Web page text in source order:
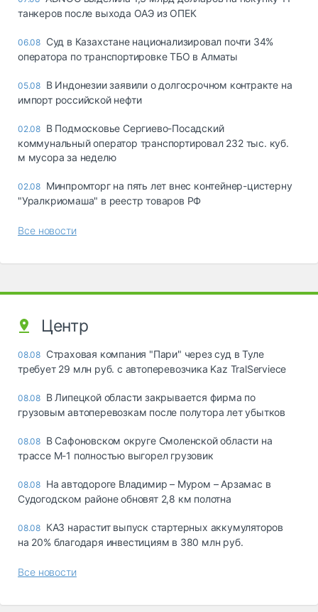
танкеров после выхода ОАЭ из ОПЕК
06.08 Суд в Казахстане национализировал почти 34%
оператора по транспортировке ТБО в Алматы
05.08 В Индонезии заявили о долгосрочном контракте на
импорт российской нефти
02.08 В Подмосковье Сергиево-Посадский
коммунальный оператор транспортировал 232 тыс. куб.
м мусора за неделю
02.08 Минпромторг на пять лет внес контейнер-цистерну
"Уралкриомаша" в реестр товаров РФ
Все новости
Центр
08.08 Страховая компания "Пари" через суд в Туле
требует 29 млн руб. с автоперевозчика Kaz TralServiece
08.08 В Липецкой области закрывается фирма по
грузовым автоперевозкам после полутора лет убытков
08.08 В Сафоновском округе Смоленской области на
трассе М-1 полностью выгорел грузовик
08.08 На автодороге Владимир – Муром – Арзамас в
Судогодском районе обновят 2,8 км полотна
08.08 КАЗ нарастит выпуск стартерных аккумуляторов
на 20% благодаря инвестициям в 380 млн руб.
Все новости